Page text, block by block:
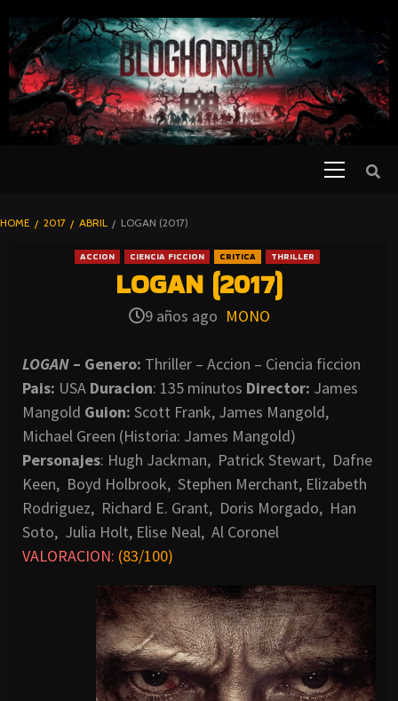
TO
CONTENT
BLOGHORROR
HOME 2017 ABRIL LOGAN (2017)
ACCION CIENCIA FICCION CRITICA THRILLER
LOGAN (2017)
9 años ago MONO
LOGAN – Genero: Thriller – Accion – Ciencia ficcion
Pais: USA Duracion: 135 minutos Director: James
Mangold Guion: Scott Frank, James Mangold,
Michael Green (Historia: James Mangold)
Personajes: Hugh Jackman, Patrick Stewart, Dafne
Keen, Boyd Holbrook, Stephen Merchant, Elizabeth
Rodriguez, Richard E. Grant, Doris Morgado, Han
Soto, Julia Holt, Elise Neal, Al Coronel
VALORACION: (83/100)